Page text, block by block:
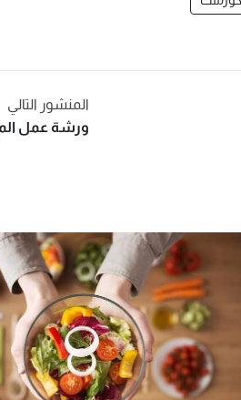
المنشور التالي
ورشة عمل